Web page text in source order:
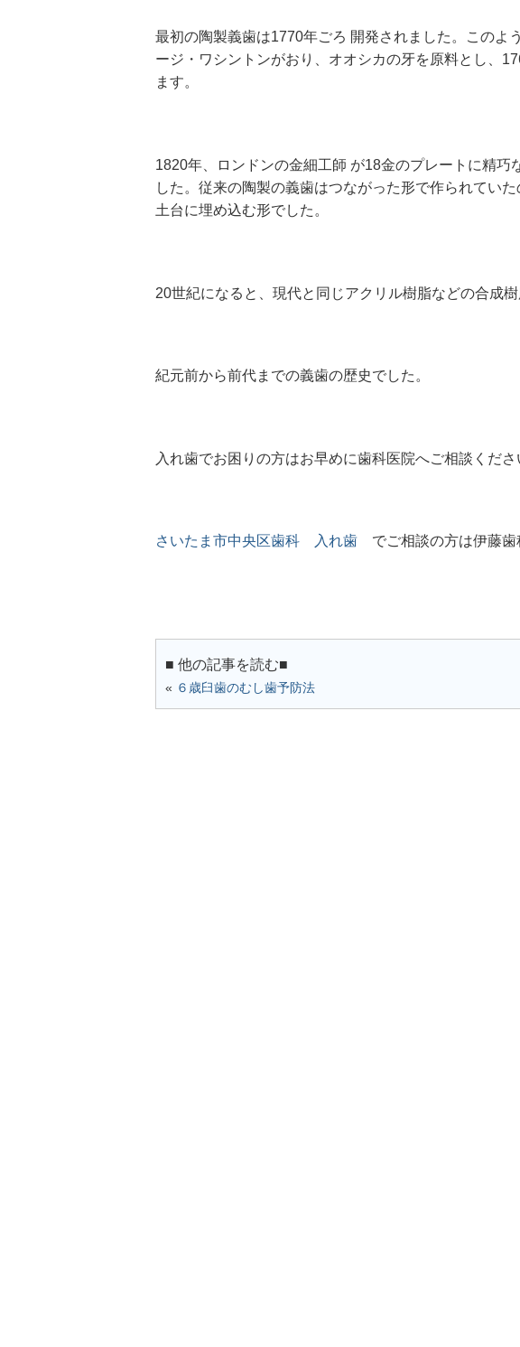
最初の陶製義歯は1770年ごろ 開発されました。このよ
ージ・ワシントンがおり、オオシカの牙を原料とし、
ます。
1820年、ロンドンの金細工師 が18金のプレートに精巧
した。従来の陶製の義歯はつながった形で作られてい
土台に埋め込む形でした。
20世紀になると、現代と同じアクリル樹脂などの合成
紀元前から前代までの義歯の歴史でした。
入れ歯でお困りの方はお早めに歯科医院へご相談くださ
さいたま市中央区歯科 入れ歯 でご相談の方は伊藤歯
■ 他の記事を読む■
« ６歳臼歯のむし歯予防法